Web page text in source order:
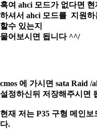
혹여 ahci 모드가 없다면
하셔서 ahci 모드를 지원하
할수 있는지
물어보시면 됩니다 ^^/
cmos 에 가시면 sata Raid
설정하신뒤 저장해주시면
현재 저는 P35 구형 메인
다.